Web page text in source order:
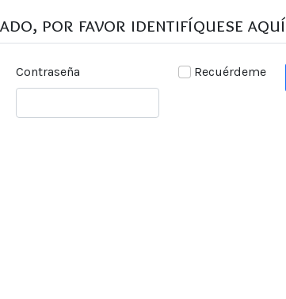
por favor identifíquese aquí
Contraseña Recuérdeme